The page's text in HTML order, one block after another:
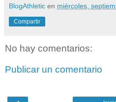
BlogAthletic en miércoles,
Compartir
No hay comentarios:
Publicar un comentario